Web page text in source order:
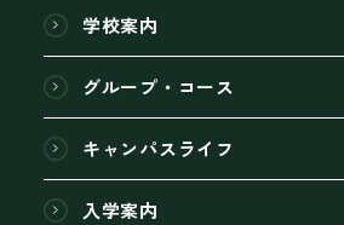
学校案内
グループ・コース
キャンパスライフ
入学案内